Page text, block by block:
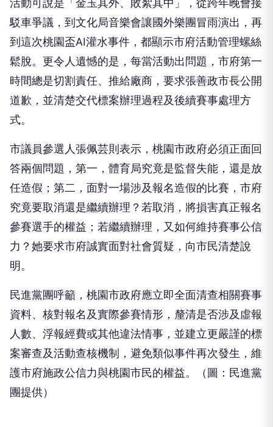
活動可說是「金玉其外、敗絮其中」，從跨年晚會接
駁車爭議，到文化局音樂會讓國外樂團冒雨演出，再
到這次桃園盃AI灌水事件，都顯示市府活動管理螺絲
鬆脫。更令人遺憾的是，每當活動出問題，市府第一
時間總是切割責任、推給廠商，要求張善政市長公開
道歉，並清楚交代標案辦理過程及後續賽事處理方
式。
市議員參選人張佩芸則表示，桃園市政府必須正面回
答兩個問題，第一，體育局究竟是監督失能，還是放
任造假；第二，面對一場涉及報名造假的比賽，市府
究竟要取消還是繼續辦理？若取消，將損害真正報名
參賽選手的權益；若繼續辦理，又如何維持賽事公信
力？她要求市府誠實面對社會質疑，向市民清楚說
明。
民進黨團呼籲，桃園市政府應立即全面清查相關賽事
資料、核對報名及實際參賽情形，釐清是否涉及虛報
人數、浮報經費或其他違法情事，並建立更嚴謹的標
案審查及活動查核機制，避免類似事件再次發生，維
護市府施政公信力與桃園市民的權益。（圖：民進黨
團提供）